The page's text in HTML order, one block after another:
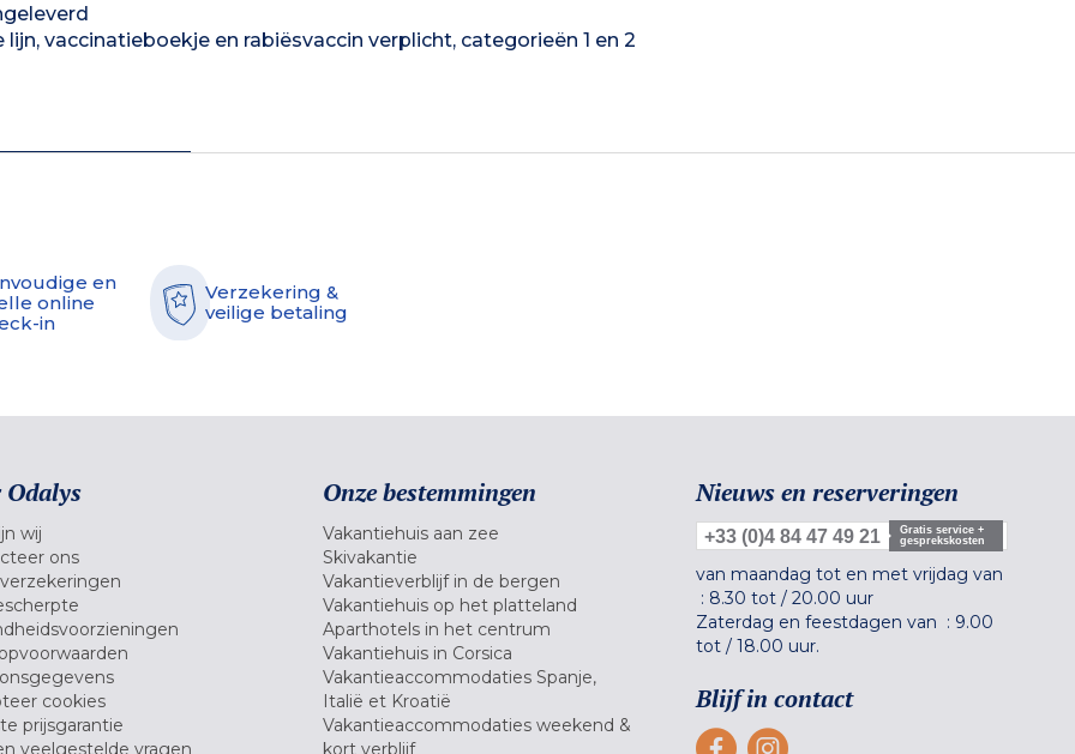
vaccinatieboekje en rabiësvaccin verplicht, categorieën 1 en 2
en
online
in
Verzekering &
veilige betaling
Odalys
wij
ons
cookies
prijsgarantie
veelgestelde vragen
Onze bestemmingen
Vakantiehuis aan zee
Skivakantie
Vakantieverblijf in de bergen
Vakantiehuis op het platteland
Aparthotels in het centrum
Vakantiehuis in Corsica
Vakantieaccommodaties Spanje,
Italië et Kroatië
Vakantieaccommodaties weekend &
kort verblijf
Nieuws en reserveringen
+33 (0)4 84 47 49 21
Gratis service +
gesprekskosten
van maandag tot en met vrijdag van
: 8.30 tot / 20.00 uur
Zaterdag en feestdagen van : 9.00
tot / 18.00 uur.
Blijf in contact